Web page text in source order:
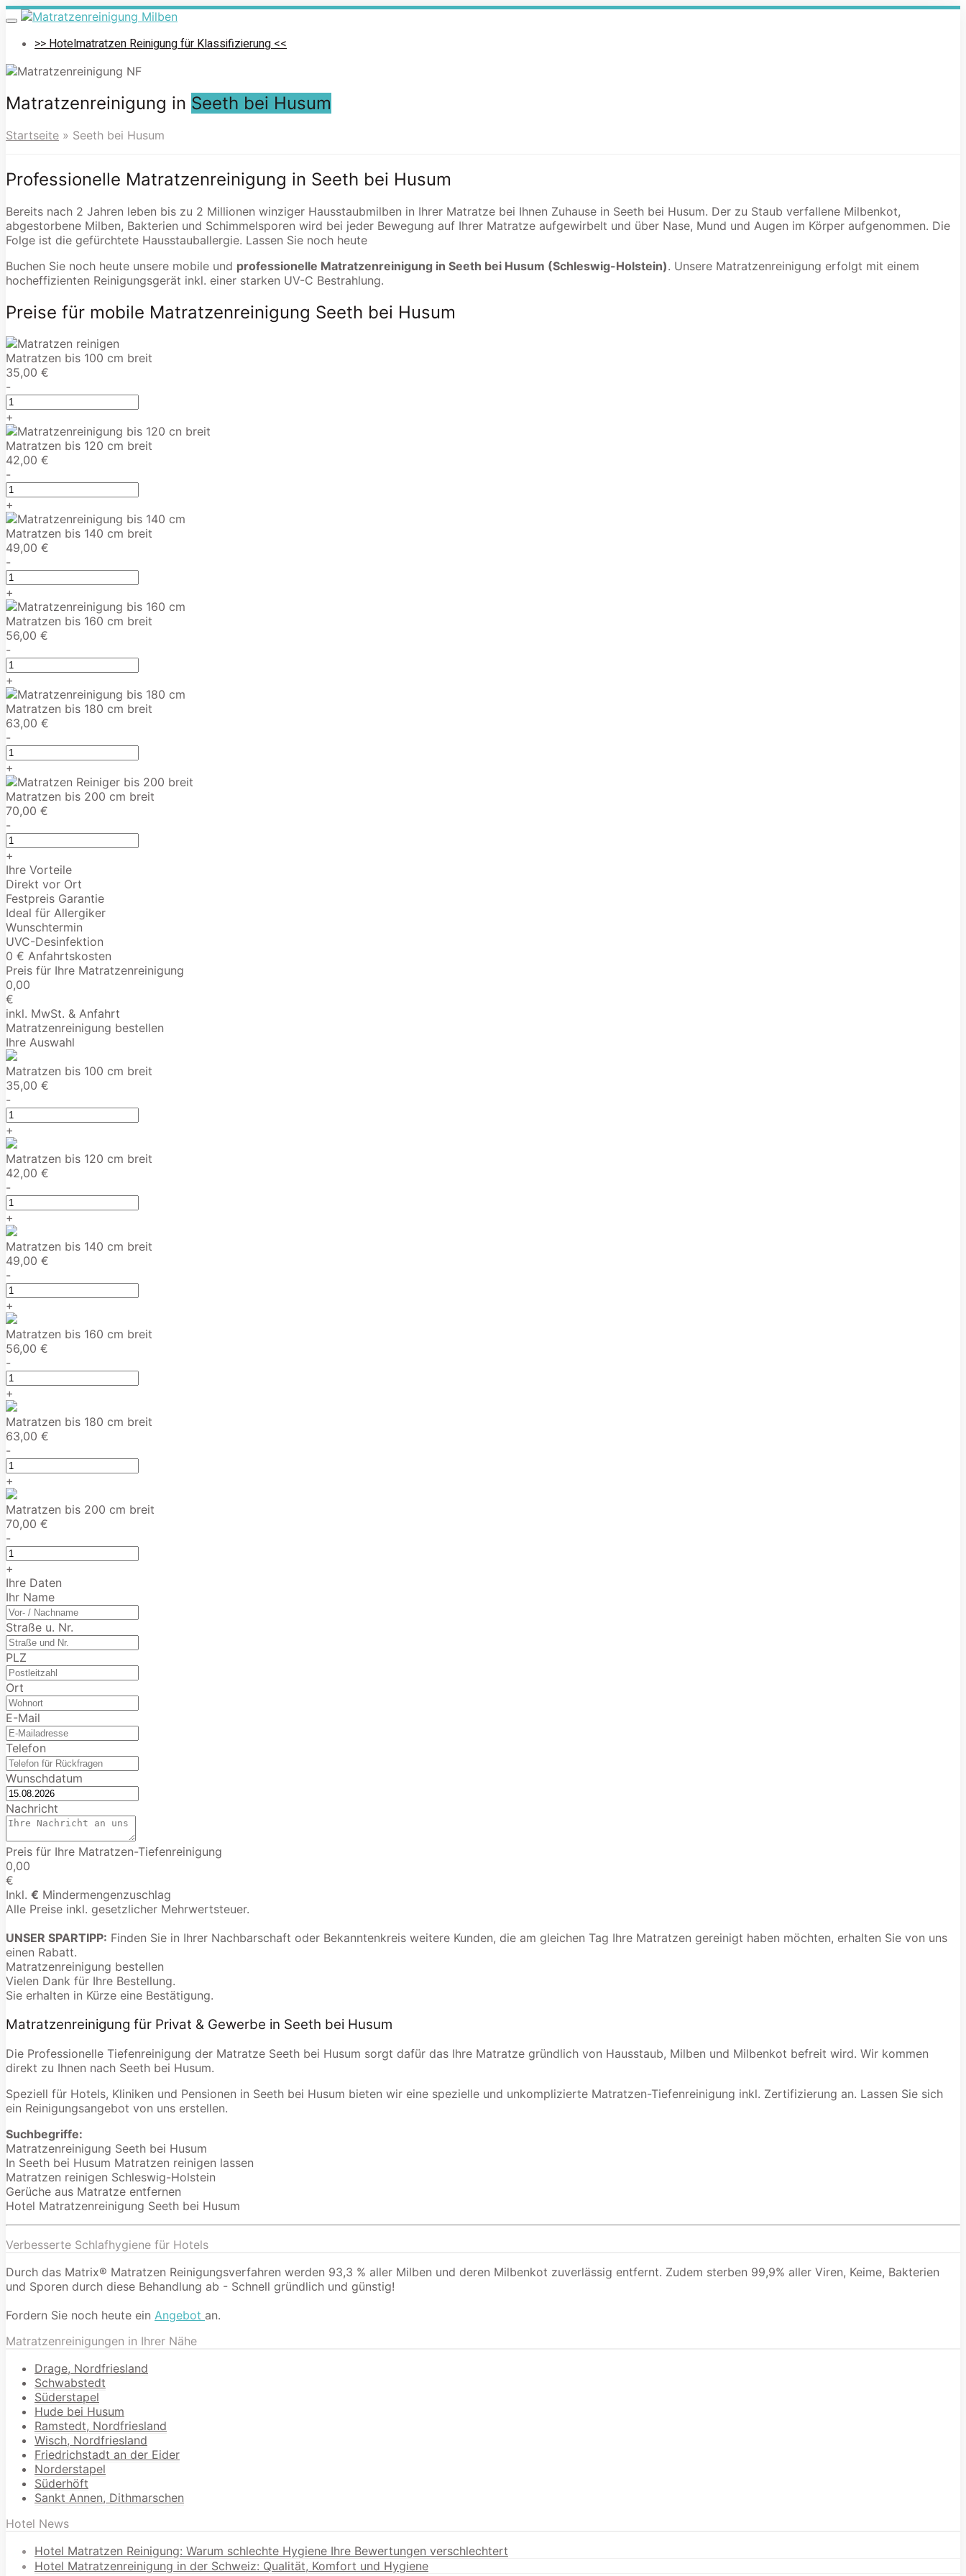
Skip
to
main
Toggle
navigation>> Hotelmatratzen Reinigung für Klassifizierung <<
Matratzenreinigung in Seeth bei Husum
Startseite » Seeth bei Husum
Professionelle Matratzenreinigung in Seeth bei Husum
Bereits nach 2 Jahren leben bis zu 2 Millionen winziger Hausstaubmilben in Ihrer Matratze bei Ihnen Zuhause in Seeth bei Husum. Der zu Staub verfallene Milbenkot,
abgestorbene Milben, Bakterien und Schimmelsporen wird bei jeder Bewegung auf Ihrer Matratze aufgewirbelt und über Nase, Mund und Augen im Körper aufgenommen. Die
Folge ist die gefürchtete Hausstauballergie. Lassen Sie noch heute
Buchen Sie noch heute unsere mobile und professionelle Matratzenreinigung in Seeth bei Husum (Schleswig-Holstein). Unsere Matratzenreinigung erfolgt mit einem
hocheffizienten Reinigungsgerät inkl. einer starken UV-C Bestrahlung.
Preise für mobile Matratzenreinigung Seeth bei Husum
Matratzen bis 100 cm breit
35,00 €
-
+
Matratzen bis 120 cm breit
42,00 €
-
+
Matratzen bis 140 cm breit
49,00 €
-
+
Matratzen bis 160 cm breit
56,00 €
-
+
Matratzen bis 180 cm breit
63,00 €
-
+
Matratzen bis 200 cm breit
70,00 €
-
+
Ihre Vorteile
Direkt vor Ort
Festpreis Garantie
Ideal für Allergiker
Wunschtermin
UVC-Desinfektion
0 € Anfahrtskosten
Preis für Ihre Matratzenreinigung
0,00
€
inkl. MwSt. & Anfahrt
Matratzenreinigung bestellen
Ihre Auswahl
Matratzen bis 100 cm breit
35,00 €
-
+
Matratzen bis 120 cm breit
42,00 €
-
+
Matratzen bis 140 cm breit
49,00 €
-
+
Matratzen bis 160 cm breit
56,00 €
-
+
Matratzen bis 180 cm breit
63,00 €
-
+
Matratzen bis 200 cm breit
70,00 €
-
+
Ihre Daten
Ihr Name
Straße u. Nr.
PLZ
Ort
E-Mail
Telefon
Wunschdatum
Nachricht
Preis für Ihre Matratzen-Tiefenreinigung
0,00
€
Inkl. € Mindermengenzuschlag
Alle Preise inkl. gesetzlicher Mehrwertsteuer.
UNSER SPARTIPP: Finden Sie in Ihrer Nachbarschaft oder Bekanntenkreis weitere Kunden, die am gleichen Tag Ihre Matratzen gereinigt haben möchten, erhalten Sie von uns
einen Rabatt.
Matratzenreinigung bestellen
Vielen Dank für Ihre Bestellung.
Sie erhalten in Kürze eine Bestätigung.
Matratzenreinigung für Privat & Gewerbe in Seeth bei Husum
Die Professionelle Tiefenreinigung der Matratze Seeth bei Husum sorgt dafür das Ihre Matratze gründlich von Hausstaub, Milben und Milbenkot befreit wird. Wir kommen
direkt zu Ihnen nach Seeth bei Husum.
Speziell für Hotels, Kliniken und Pensionen in Seeth bei Husum bieten wir eine spezielle und unkomplizierte Matratzen-Tiefenreinigung inkl. Zertifizierung an. Lassen Sie sich
ein Reinigungsangebot von uns erstellen.
Suchbegriffe:
Matratzenreinigung Seeth bei Husum
In Seeth bei Husum Matratzen reinigen lassen
Matratzen reinigen Schleswig-Holstein
Gerüche aus Matratze entfernen
Hotel Matratzenreinigung Seeth bei Husum
Verbesserte Schlafhygiene für Hotels
Durch das Matrix® Matratzen Reinigungsverfahren werden 93,3 % aller Milben und deren Milbenkot zuverlässig entfernt. Zudem sterben 99,9% aller Viren, Keime, Bakterien
und Sporen durch diese Behandlung ab - Schnell gründlich und günstig!
Fordern Sie noch heute ein Angebot an.
Matratzenreinigungen in Ihrer Nähe
Drage, Nordfriesland
Schwabstedt
Süderstapel
Hude bei Husum
Ramstedt, Nordfriesland
Wisch, Nordfriesland
Friedrichstadt an der Eider
Norderstapel
Süderhöft
Sankt Annen, Dithmarschen
Hotel News
Hotel Matratzen Reinigung: Warum schlechte Hygiene Ihre Bewertungen verschlechtert
Hotel Matratzenreinigung in der Schweiz: Qualität, Komfort und Hygiene